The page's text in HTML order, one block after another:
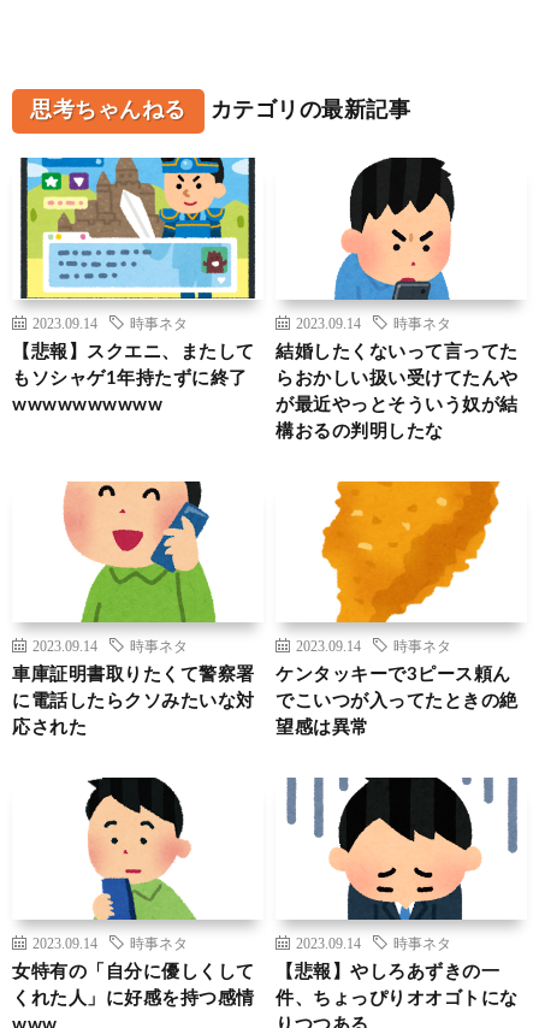
思考ちゃんねる カテゴリの最新記事
2023.09.14 時事ネタ
【悲報】スクエニ、またして
もソシャゲ1年持たずに終了
wwwwwwwwww
2023.09.14 時事ネタ
結婚したくないって言ってた
らおかしい扱い受けてたんや
が最近やっとそういう奴が結
構おるの判明したな
2023.09.14 時事ネタ
車庫証明書取りたくて警察署
に電話したらクソみたいな対
応された
2023.09.14 時事ネタ
ケンタッキーで3ピース頼ん
でこいつが入ってたときの絶
望感は異常
2023.09.14 時事ネタ
女特有の「自分に優しくして
くれた人」に好感を持つ感情
2023.09.14 時事ネタ
【悲報】やしろあずきの一
件、ちょっぴりオオゴトにな